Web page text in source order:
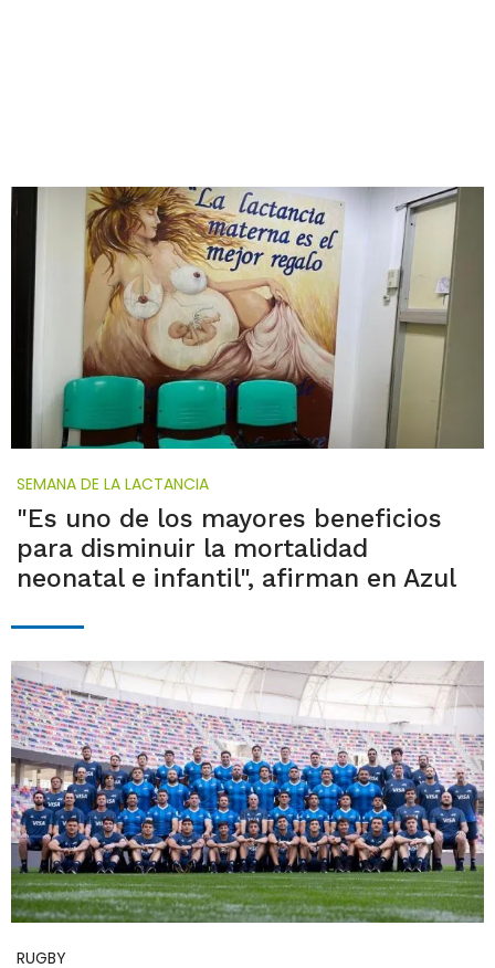
SEMANA DE LA LACTANCIA
"Es uno de los mayores beneficios
para disminuir la mortalidad
neonatal e infantil", afirman en Azul
RUGBY